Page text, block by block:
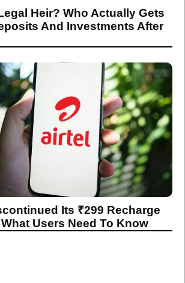
Heir? Who Actually Gets
And Investments After
Its ₹299 Recharge
What Users Need To Know